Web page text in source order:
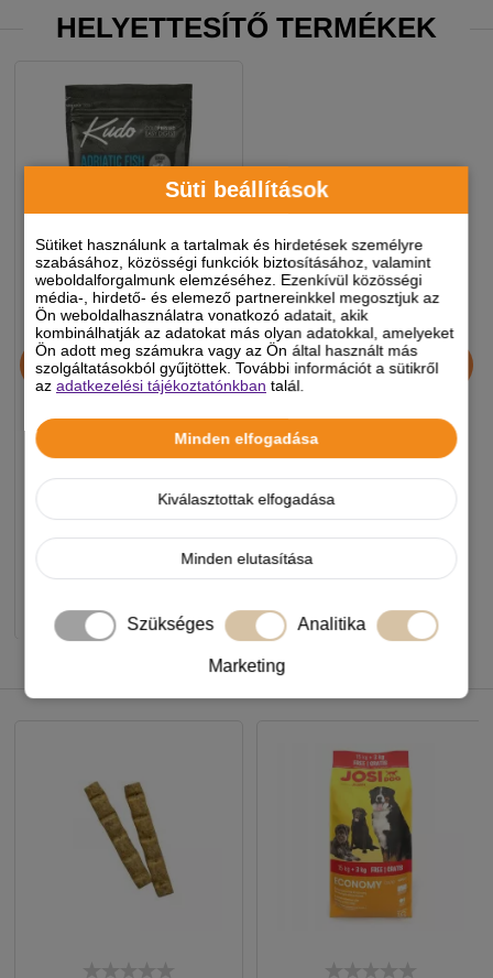
Süti beállítások
Sütiket használunk a tartalmak és hirdetések személyre
szabásához, közösségi funkciók biztosításához, valamint
weboldalforgalmunk elemzéséhez. Ezenkívül közösségi
média-, hirdető- és elemező partnereinkkel megosztjuk az
Ön weboldalhasználatra vonatkozó adatait, akik
kombinálhatják az adatokat más olyan adatokkal, amelyeket
Ön adott meg számukra vagy az Ön által használt más
szolgáltatásokból gyűjtöttek. További információt a sütikről
azadatkezelési tájékoztatónkban talál.
Minden elfogadása
Kiválasztottak elfogadása
Minden elutasítása
Szükséges Analitika
Marketing
HELYETTESÍTŐ TERMÉKEK
Kudo Low Grain
Senior/Light Adriatic Fish
száraz kutyatáp adriai hal
3kg
-5%
+
NEKED AJÁNLJUK